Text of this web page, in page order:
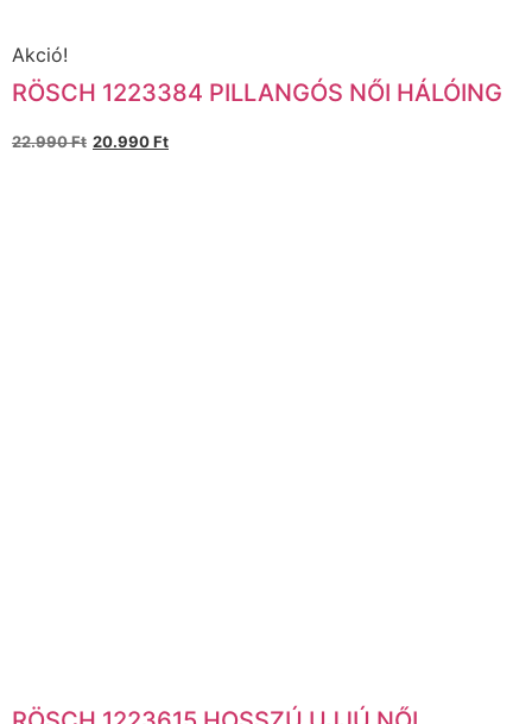
Akció!
RÖSCH 1223384 PILLANGÓS NŐI HÁLÓING
22.990Ft 20.990Ft